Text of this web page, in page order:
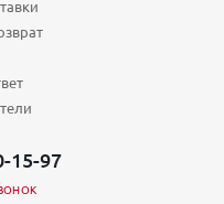
- 16:00) Вс (выходной)
15-97